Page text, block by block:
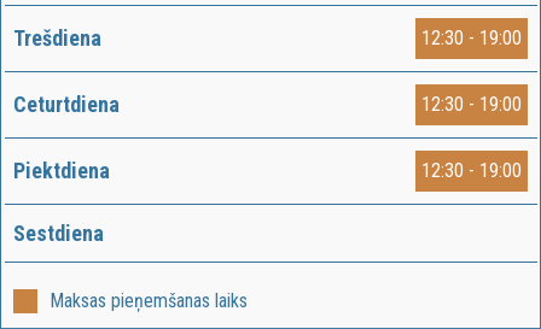
Trešdiena 12:30 - 19:00
Ceturtdiena 12:30 - 19:00
Piektdiena 12:30 - 19:00
Sestdiena
Maksas pieņemšanas laiks